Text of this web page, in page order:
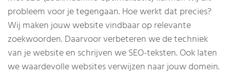
probleem voor je tegengaan. Hoe werkt dat precies?
Wij maken jouw website vindbaar op relevante
zoekwoorden. Daarvoor verbeteren we de techniek
van je website en schrijven we SEO-teksten. Ook laten
we waardevolle websites verwijzen naar jouw domein.